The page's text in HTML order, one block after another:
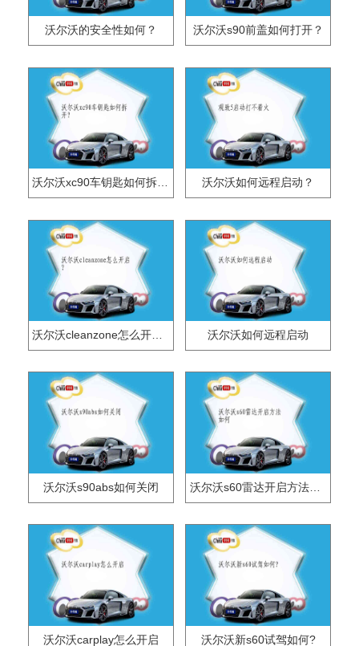
沃尔沃的安全性如何？ 沃尔沃s90前盖如何打开？
沃尔沃如何远程启动？
沃尔沃如何远程启动
沃尔沃s90abs如何关闭 沃尔沃s60雷达开启方法如何
沃尔沃carplay怎么开启 沃尔沃新s60试驾如何?